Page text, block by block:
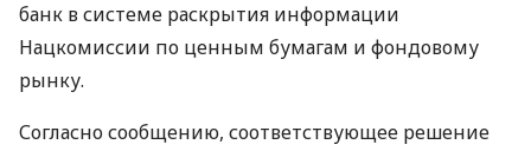
банк в системе раскрытия информации
Нацкомиссии по ценным бумагам и фондовому
рынку.
Согласно сообщению, соответствующее решение